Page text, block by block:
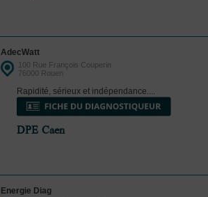
AdecWatt
100 Rue François Couperin
76000 Rouen
Rapidité, sérieux et indépendance....
DPE Caen
Energie Diag